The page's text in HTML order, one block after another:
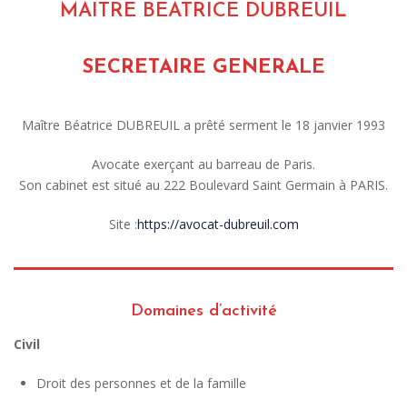
MAITRE BEATRICE DUBREUIL
SECRETAIRE GENERALE
Maître Béatrice DUBREUIL a prêté serment le 18 janvier 1993
Avocate exerçant au barreau de Paris.
Son cabinet est situé au 222 Boulevard Saint Germain à PARIS.
Site :https://avocat-dubreuil.com
Domaines d’activité
Civil
Droit des personnes et de la famille